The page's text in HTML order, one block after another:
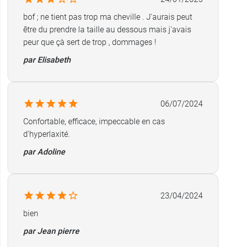
Disponible en5 tailles.
Adaptation à la morphologie pour éviter les
effets garrots.
Coloris :
Pour les traumatismes plus importants, nous
Gibaud Walker.
bof ; ne tient pas trop ma cheville . J'aurais peut
être du prendre la taille au dessous mais j'avais
peur que çà sert de trop , dommages !
par Elisabeth
06/07/2024
Confortable, efficace, impeccable en cas
d'hyperlaxité.
par Adoline
23/04/2024
bien
par Jean pierre